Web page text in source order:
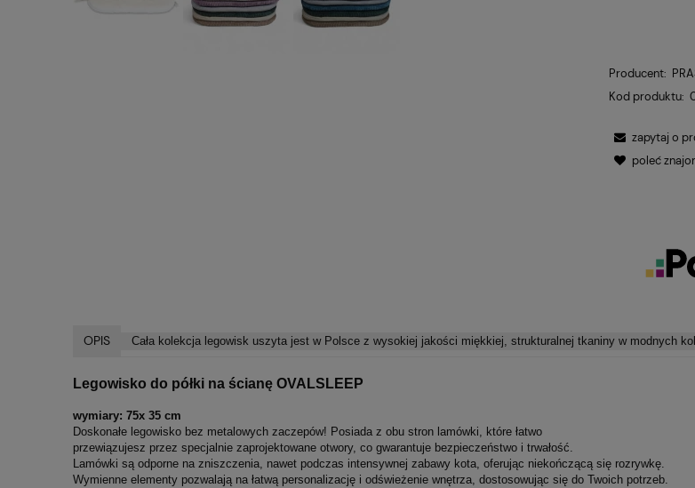
Producent:
Kod produktu:
zapytaj o
poleć
OPIS Cała kolekcja legowisk uszyta jest w Polsce z wysokiej jakości miękkiej, strukturalnej tkaniny w modnych
Legowisko do półki na ścianę OVALSLEEP
wymiary: 75x 35 cm
Doskonałe legowisko bez metalowych zaczepów! Posiada z obu stron lamówki, które łatwo
przewiązujesz przez specjalnie zaprojektowane otwory, co gwarantuje bezpieczeństwo i trwałość.
Lamówki są odporne na zniszczenia, nawet podczas intensywnej zabawy kota, oferując niekończącą się rozrywkę.
Wymienne elementy pozwalają na łatwą personalizację i odświeżenie wnętrza, dostosowując się do Twoich potrzeb.